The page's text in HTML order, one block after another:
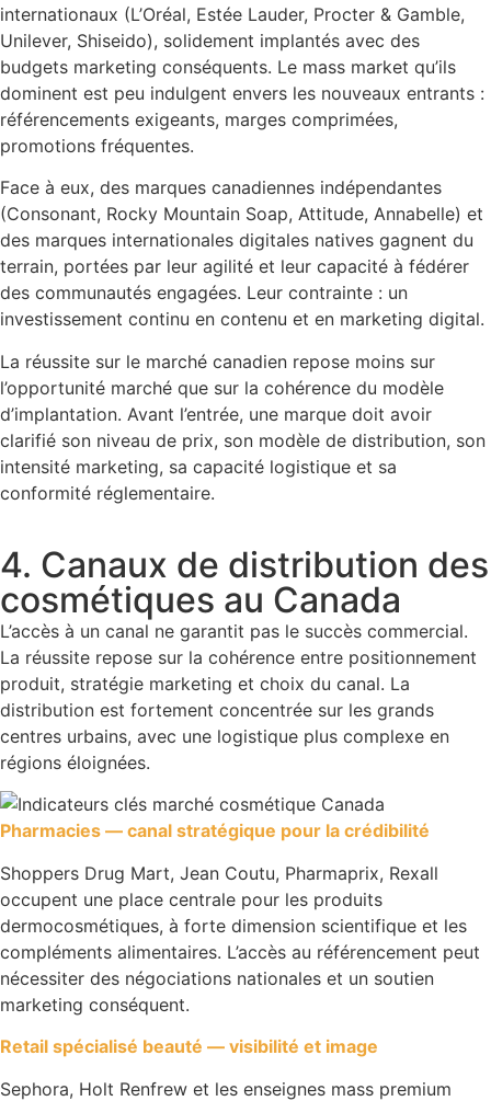
internationaux (L’Oréal, Estée Lauder, Procter & Gamble,
Unilever, Shiseido), solidement implantés avec des
budgets marketing conséquents. Le mass market qu’ils
dominent est peu indulgent envers les nouveaux entrants :
référencements exigeants, marges comprimées,
promotions fréquentes.
Face à eux, des marques canadiennes indépendantes
(Consonant, Rocky Mountain Soap, Attitude, Annabelle) et
des marques internationales digitales natives gagnent du
terrain, portées par leur agilité et leur capacité à fédérer
des communautés engagées. Leur contrainte : un
investissement continu en contenu et en marketing digital.
La réussite sur le marché canadien repose moins sur
l’opportunité marché que sur la cohérence du modèle
d’implantation. Avant l’entrée, une marque doit avoir
clarifié son niveau de prix, son modèle de distribution, son
intensité marketing, sa capacité logistique et sa
conformité réglementaire.
4. Canaux de distribution des
cosmétiques au Canada
L’accès à un canal ne garantit pas le succès commercial.
La réussite repose sur la cohérence entre positionnement
produit, stratégie marketing et choix du canal. La
distribution est fortement concentrée sur les grands
centres urbains, avec une logistique plus complexe en
régions éloignées.
Pharmacies — canal stratégique pour la crédibilité
Shoppers Drug Mart, Jean Coutu, Pharmaprix, Rexall
occupent une place centrale pour les produits
dermocosmétiques, à forte dimension scientifique et les
compléments alimentaires. L’accès au référencement peut
nécessiter des négociations nationales et un soutien
marketing conséquent.
Retail spécialisé beauté — visibilité et image
Sephora, Holt Renfrew et les enseignes mass premium